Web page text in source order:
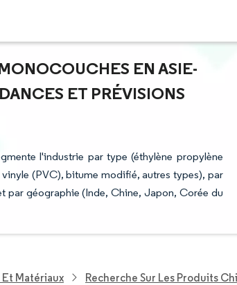
EN ASIE-
ET PRÉVISIONS
l'industrie par type (éthylène propylène
(PVC), bitume modifié, autres types), par
par géographie (Inde, Chine, Japon, Corée du
Matériaux Recherche Sur Les Produits